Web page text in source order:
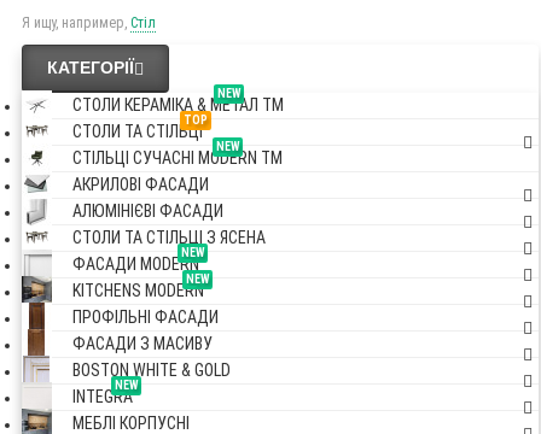
Я ищу, например, Стіл
КАТЕГОРІЇ
NEW
СТОЛИ КЕРАМІКА & МЕТАЛ TM
TOP
СТОЛИ ТА СТІЛЬЦІ
NEW
СТІЛЬЦІ СУЧАСНІ MODERN TM
АКРИЛОВІ ФАСАДИ
АЛЮМІНІЄВІ ФАСАДИ
СТОЛИ ТА СТІЛЬЦІ З ЯСЕНА
NEW
ФАСАДИ MODERN
NEW
KITCHENS MODERN
ПРОФІЛЬНІ ФАСАДИ
ФАСАДИ З МАСИВУ
BOSTON WHITE & GOLD
NEW
INTEGRA
МЕБЛІ КОРПУСНІ